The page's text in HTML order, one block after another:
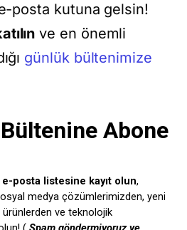
posta kutuna gelsin!
ve en önemli
günlük bültenimize